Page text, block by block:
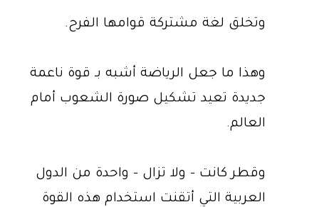
وتخلق لغة مشتركة قوامها الفرح.
وهذا ما جعل الرياضة أشبه بـ قوة ناعمة
جديدة تعيد تشكيل صورة الشعوب أمام
العالم.
وقطر كانت – ولا تزال – واحدة من الدول
العربية التي أتقنت استخدام هذه القوة